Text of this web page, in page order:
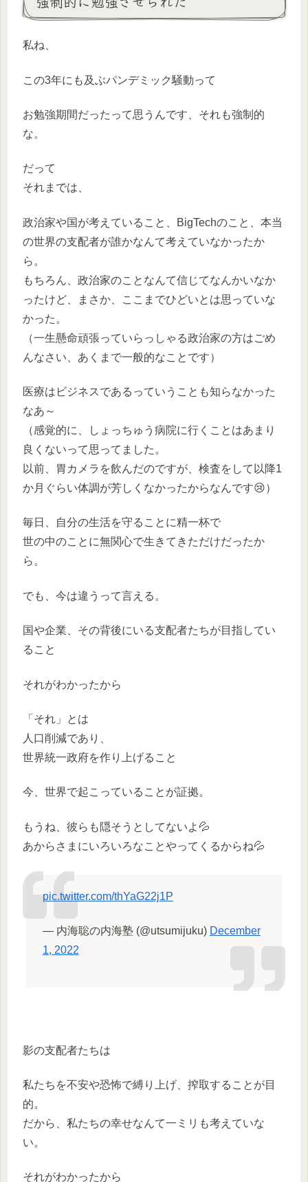
私ね、
この3年にも及ぶパンデミック騒動って
お勉強期間だったって思うんです、それも強制的
な。
だって
それまでは、
政治家や国が考えていること、BigTechのこと、本当
の世界の支配者が誰かなんて考えていなかったか
ら。
もちろん、政治家のことなんて信じてなんかいなか
ったけど、まさか、ここまでひどいとは思っていな
かった。
（一生懸命頑張っていらっしゃる政治家の方はごめ
んなさい、あくまで一般的なことです）
医療はビジネスであるっていうことも知らなかった
なあ～
（感覚的に、しょっちゅう病院に行くことはあまり
良くないって思ってました。
以前、胃カメラを飲んだのですが、検査をして以降1
か月ぐらい体調が芳しくなかったからなんです😢）
毎日、自分の生活を守ることに精一杯で
世の中のことに無関心で生きてきただけだったか
ら。
でも、今は違うって言える。
国や企業、その背後にいる支配者たちが目指してい
ること
それがわかったから
「それ」とは
人口削減であり、
世界統一政府を作り上げること
今、世界で起こっていることが証拠。
もうね、彼らも隠そうとしてないよ💦
あからさまにいろいろなことやってくるからね💦
pic.twitter.com/thYaG22j1P
— 内海聡の内海塾 (@utsumijuku) December
1, 2022
影の支配者たちは
私たちを不安や恐怖で縛り上げ、搾取することが目
的。
だから、私たちの幸せなんて一ミリも考えていな
い。
それがわかったから